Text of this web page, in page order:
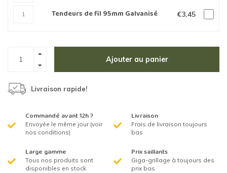
Tendeurs de fil 95mm Galvanisé €3,45
Ajouter au panier
Livraison rapide!
Commandé avant 12h ?
Envoyée le même jour (voir
nos conditions)
Livraison
Frais de livraison toujours
bas
Large gamme
Tous nos produits sont
disponibles en stock
Prix saillants
Giga-grillage à toujours des
prix bas